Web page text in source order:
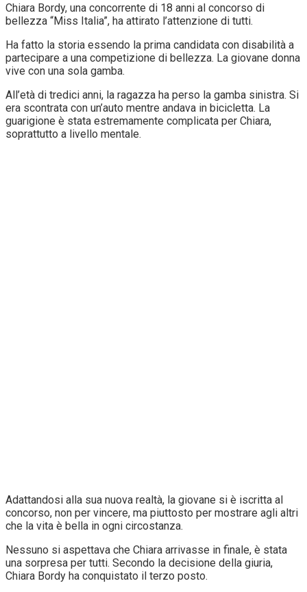
Chiara Bordy, una concorrente di 18 anni al concorso di
bellezza “Miss Italia”, ha attirato l’attenzione di tutti.
Ha fatto la storia essendo la prima candidata con disabilità a
partecipare a una competizione di bellezza. La giovane donna
vive con una sola gamba.
All’età di tredici anni, la ragazza ha perso la gamba sinistra. Si
era scontrata con un’auto mentre andava in bicicletta. La
guarigione è stata estremamente complicata per Chiara,
soprattutto a livello mentale.
Adattandosi alla sua nuova realtà, la giovane si è iscritta al
concorso, non per vincere, ma piuttosto per mostrare agli altri
che la vita è bella in ogni circostanza.
Nessuno si aspettava che Chiara arrivasse in finale, è stata
una sorpresa per tutti. Secondo la decisione della giuria,
Chiara Bordy ha conquistato il terzo posto.